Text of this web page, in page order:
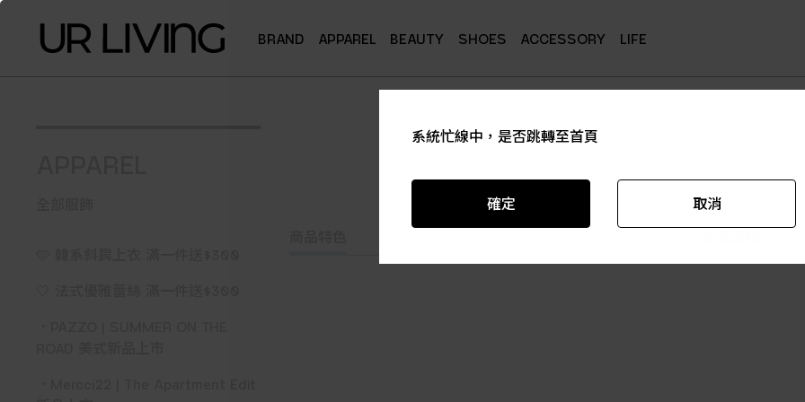
BRAND APPAREL BEAUTY SHOES ACCESSORY LIFE
系統忙線中，是否跳轉至首頁
確定 取消
系統忙線中，是否跳轉至首頁
確定 取消
系統忙線中，是否跳轉至首頁
確定 取消
系統忙線中，是否跳轉至首頁
確定 取消
系統忙線中，是否跳轉至首頁
確定 取消
系統忙線中，是否跳轉至首頁
確定 取消